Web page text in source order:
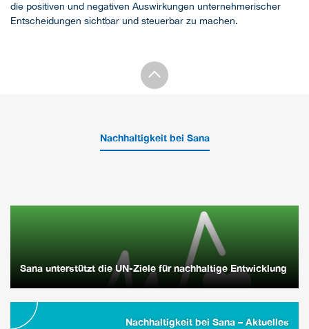
die positiven und negativen Auswirkungen unternehmerischer
Entscheidungen sichtbar und steuerbar zu machen.
Nachhaltigkeit bei Sana
Sana unterstützt die UN-Ziele für nachhaltige Entwicklung
Nachhaltigkeit bei Sana – Aktuelles